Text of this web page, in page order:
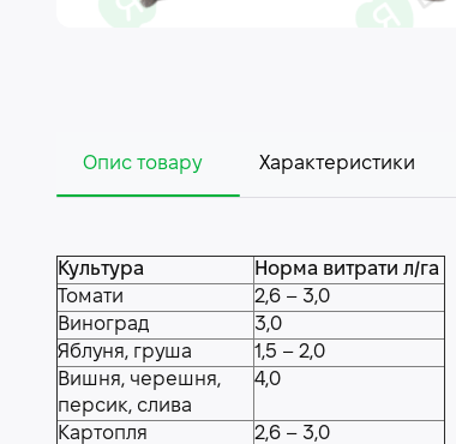
Опис товару Характеристики
Культура
Норма витрати л/га
Томати
2,6 – 3,0
Виноград
3,0
Яблуня, груша
1,5 – 2,0
Вишня, черешня,
персик, слива
4,0
Картопля
2,6 – 3,0